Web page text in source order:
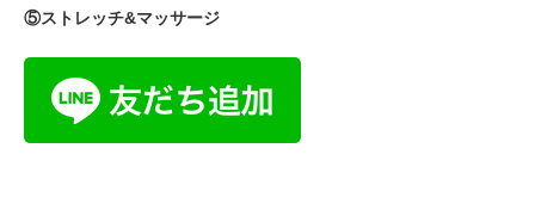
⑤ストレッチ&マッサージ